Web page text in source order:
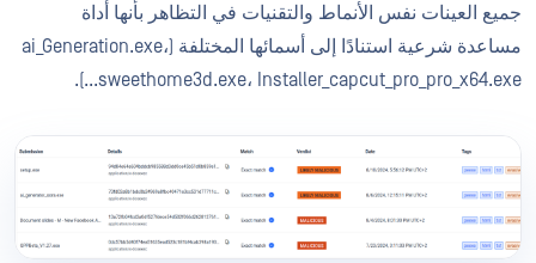
جميع العينات نفس الأنماط والتقنيات في التظاهر بأنها أداة
مساعدة شرعية استنادًا إلى أسمائها المختلفة (ai_Generation.exe،
sweethome3d.exe، Installer_capcut_pro_pro_x64.exe...).